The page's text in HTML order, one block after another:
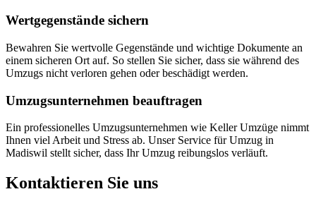
Wertgegenstände sichern
Bewahren Sie wertvolle Gegenstände und wichtige Dokumente an
einem sicheren Ort auf. So stellen Sie sicher, dass sie während des
Umzugs nicht verloren gehen oder beschädigt werden.
Umzugsunternehmen beauftragen
Ein professionelles Umzugsunternehmen wie Keller Umzüge nimmt
Ihnen viel Arbeit und Stress ab. Unser Service für Umzug in
Madiswil stellt sicher, dass Ihr Umzug reibungslos verläuft.
Kontaktieren Sie uns